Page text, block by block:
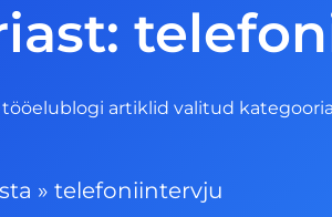
tööelublogi artiklid valitud
» telefoniintervju